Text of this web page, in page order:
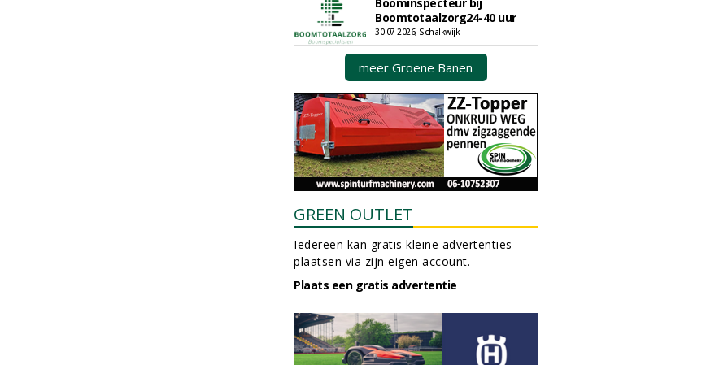
Boomtotaalzorg24-40 uur
30-07-2026, Schalkwijk
meer Groene Banen
GREEN OUTLET
Iedereen kan gratis kleine advertenties
plaatsen via zijn eigen account.
Plaats een gratis advertentie